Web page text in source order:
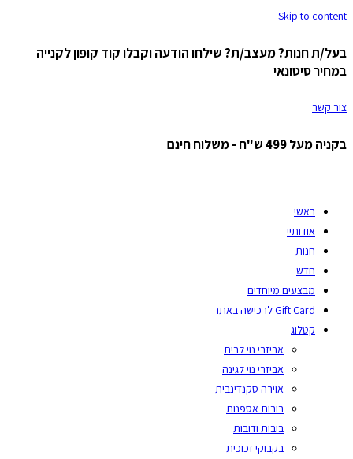
Skip to content
בעל/ת חנות? מעצב/ת? שילחו הודעה וקבלו קוד קופון לקנייה
במחיר סיטונאי
צור קשר
בקניה מעל 499 ש"ח - משלוח חינם
ראשי
אודותיי
חנות
חדש
מבצעים מיוחדים
Gift Card לרכישה באתר
קטלוג
אביזרי נוי לבית
אביזרי נוי לגינה
אוירה סקנדינבית
בובות אספנות
בובות ודובות
בקבוקי זכוכית